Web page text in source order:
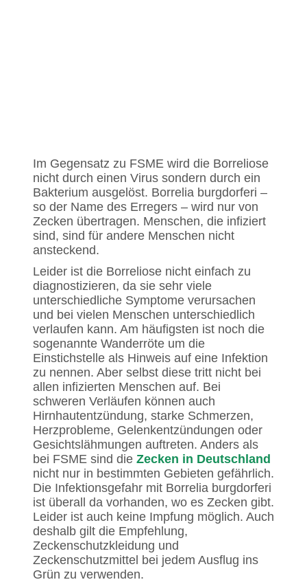
Im Gegensatz zu FSME wird die Borreliose
nicht durch einen Virus sondern durch ein
Bakterium ausgelöst. Borrelia burgdorferi –
so der Name des Erregers – wird nur von
Zecken übertragen. Menschen, die infiziert
sind, sind für andere Menschen nicht
ansteckend.
Leider ist die Borreliose nicht einfach zu
diagnostizieren, da sie sehr viele
unterschiedliche Symptome verursachen
und bei vielen Menschen unterschiedlich
verlaufen kann. Am häufigsten ist noch die
sogenannte Wanderröte um die
Einstichstelle als Hinweis auf eine Infektion
zu nennen. Aber selbst diese tritt nicht bei
allen infizierten Menschen auf. Bei
schweren Verläufen können auch
Hirnhautentzündung, starke Schmerzen,
Herzprobleme, Gelenkentzündungen oder
Gesichtslähmungen auftreten. Anders als
bei FSME sind die Zecken in Deutschland
nicht nur in bestimmten Gebieten gefährlich.
Die Infektionsgefahr mit Borrelia burgdorferi
ist überall da vorhanden, wo es Zecken gibt.
Leider ist auch keine Impfung möglich. Auch
deshalb gilt die Empfehlung,
Zeckenschutzkleidung und
Zeckenschutzmittel bei jedem Ausflug ins
Grün zu verwenden.